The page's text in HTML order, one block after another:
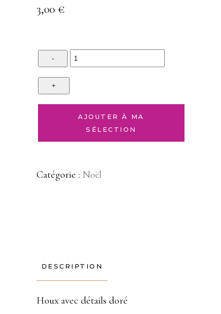
3,00 €
Quantity
AJOUTER À MA
SÉLECTION
Catégorie : Noël
DESCRIPTION
Houx avec détails doré